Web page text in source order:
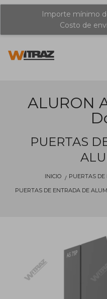
Importe mínimo
Costo de
ALURON
PUERTAS
INICIO
PUERTAS
PUERTAS DE ENTRADA DE